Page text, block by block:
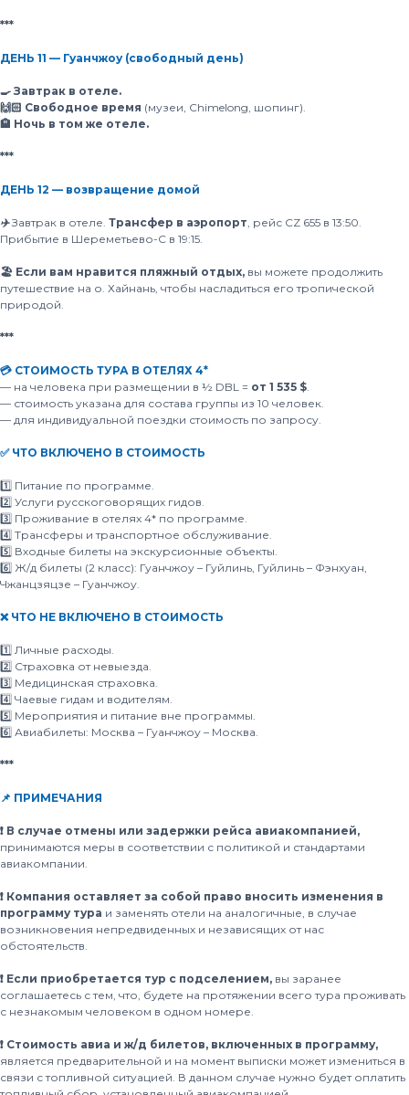
***
ДЕНЬ 11 — Гуанчжоу (свободный день)
🍳 Завтрак в отеле.
🙌🏻 Свободное время (музеи, Chimelong, шопинг).
🏨 Ночь в том же отеле.
***
ДЕНЬ 12 — возвращение домой
✈️Завтрак в отеле. Трансфер в аэропорт, рейс CZ 655 в 13:50.
Прибытие в Шереметьево-С в 19:15.
🏖 Если вам нравится пляжный отдых, вы можете продолжить
путешествие на о. Хайнань, чтобы насладиться его тропической
природой.
***
💳 СТОИМОСТЬ ТУРА В ОТЕЛЯХ 4*
— на человека при размещении в ½ DBL = от 1 535 $.
— стоимость указана для состава группы из 10 человек.
— для индивидуальной поездки стоимость по запросу.
✅ ЧТО ВКЛЮЧЕНО В СТОИМОСТЬ
1️⃣ Питание по программе.
2️⃣ Услуги русскоговорящих гидов.
3️⃣ Проживание в отелях 4* по программе.
4️⃣ Трансферы и транспортное обслуживание.
5️⃣ Входные билеты на экскурсионные объекты.
6️⃣ Ж/д билеты (2 класс): Гуанчжоу – Гуйлинь, Гуйлинь – Фэнхуан,
Чжанцзяцзе – Гуанчжоу.
❌ ЧТО НЕ ВКЛЮЧЕНО В СТОИМОСТЬ
1️⃣ Личные расходы.
2️⃣ Страховка от невыезда.
3️⃣ Медицинская страховка.
4️⃣ Чаевые гидам и водителям.
5️⃣ Мероприятия и питание вне программы.
6️⃣ Авиабилеты: Москва – Гуанчжоу – Москва.
***
📌 ПРИМЕЧАНИЯ
❗️ В случае отмены или задержки рейса авиакомпанией,
принимаются меры в соответствии с политикой и стандартами
авиакомпании.
❗️ Компания оставляет за собой право вносить изменения в
программу тура и заменять отели на аналогичные, в случае
возникновения непредвиденных и независящих от нас
обстоятельств.
❗️ Если приобретается тур с подселением, вы заранее
соглашаетесь с тем, что, будете на протяжении всего тура проживать
с незнакомым человеком в одном номере.
❗️ Стоимость авиа и ж/д билетов, включенных в программу,
является предварительной и на момент выписки может измениться в
связи с топливной ситуацией. В данном случае нужно будет оплатить